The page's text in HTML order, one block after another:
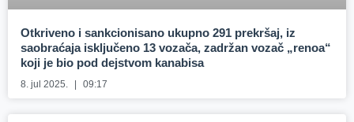
Otkriveno i sankcionisano ukupno 291 prekršaj, iz
saobraćaja isključeno 13 vozača, zadržan vozač „renoa“
koji je bio pod dejstvom kanabisa
8. jul 2025. 09:17